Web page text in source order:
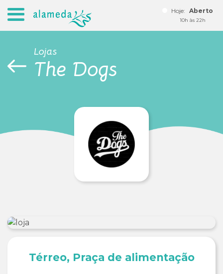
Hoje: Aberto
10h às 22h
Seja um lojista
Lojas
The Dogs
Térreo, Praça de alimentação